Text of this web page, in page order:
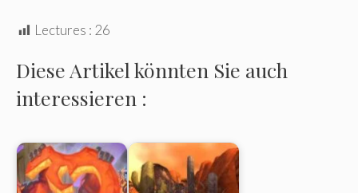
Lectures : 26
Diese Artikel könnten Sie auch
interessieren :